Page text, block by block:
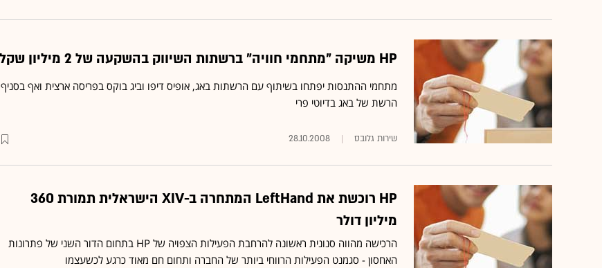
HP משיקה "מתחמי חוויה" ברשתות השיווק בהשקעה של 2 מיליון שקל
מתחמי ההתנסות יפתחו בשיתוף עם הרשתות באג, אופיס דיפו וביג בוקס בפריסה ארצית ואף בסניף
הרשת של באג בדיוטי פרי
שירות גלובס 28.10.2008
HP רוכשת את LeftHand המתחרה ב-XIV הישראלית תמורת 360
מיליון דולר
הרכישה מהווה סנונית ראשונה להרחבת הפעילות הצפויה של HP בתחום הדור השני של פתרונות
האחסון - סגמנט הפעילות הרווחי ביותר של החברה ותחום חם מאוד כרגע לכשעצמו